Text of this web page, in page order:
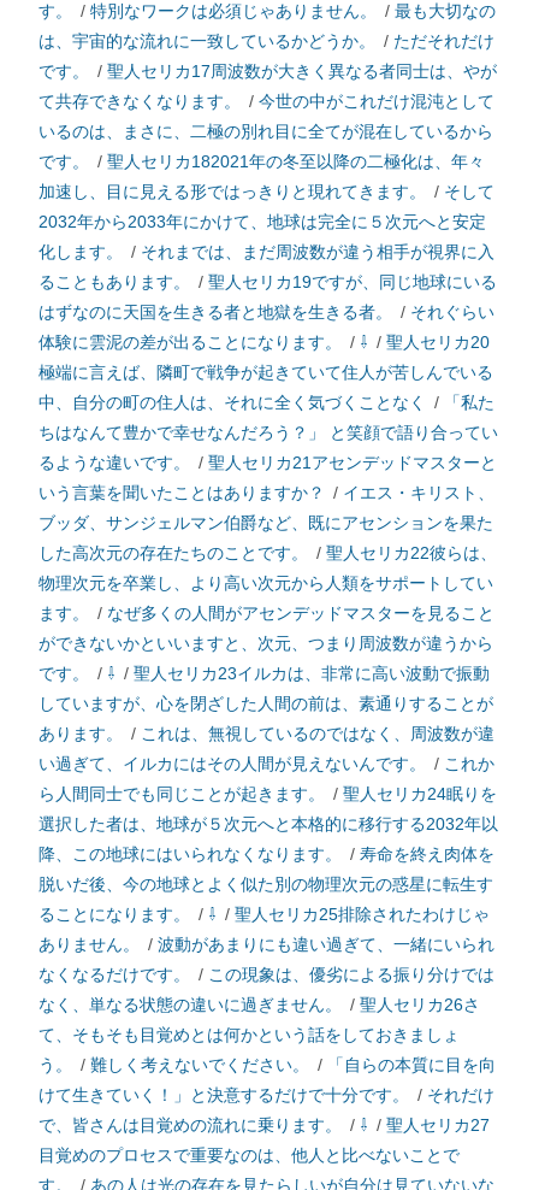
す。
/ 特別なワークは必須じゃありません。 / 最も大切なの
は、宇宙的な流れに一致しているかどうか。
/ ただそれだけ
です。
/ 聖人セリカ17周波数が大きく異なる者同士は、やが
て共存できなくなります。
/ 今世の中がこれだけ混沌として
いるのは、まさに、二極の別れ目に全てが混在しているから
です。
/ 聖人セリカ182021年の冬至以降の二極化は、年々
加速し、目に見える形ではっきりと現れてきます。
/ そして
2032年から2033年にかけて、地球は完全に５次元へと安定
化します。
/ それまでは、まだ周波数が違う相手が視界に入
ることもあります。
/ 聖人セリカ19ですが、同じ地球にいる
はずなのに天国を生きる者と地獄を生きる者。
/ それぐらい
体験に雲泥の差が出ることになります。
/ ⇩ / 聖人セリカ20
極端に言えば、隣町で戦争が起きていて住人が苦しんでいる
中、自分の町の住人は、それに全く気づくことなく
/
「私た
ちはなんて豊かで幸せなんだろう？」 と笑顔で語り合ってい
るような違いです。
/ 聖人セリカ21アセンデッドマスターと
いう言葉を聞いたことはありますか？
/ イエス・キリスト、
ブッダ、サンジェルマン伯爵など、既にアセンションを果た
した高次元の存在たちのことです。
/ 聖人セリカ22彼らは、
物理次元を卒業し、より高い次元から人類をサポートしてい
ます。
/ なぜ多くの人間がアセンデッドマスターを見ること
ができないかといいますと、次元、つまり周波数が違うから
です。
/ ⇩ / 聖人セリカ23イルカは、非常に高い波動で振動
していますが、心を閉ざした人間の前は、素通りすることが
あります。
/ これは、無視しているのではなく、周波数が違
い過ぎて、イルカにはその人間が見えないんです。
/ これか
ら人間同士でも同じことが起きます。
/ 聖人セリカ24眠りを
選択した者は、地球が５次元へと本格的に移行する2032年以
降、この地球にはいられなくなります。
/ 寿命を終え肉体を
脱いだ後、今の地球とよく似た別の物理次元の惑星に転生す
ることになります。
/ ⇩ / 聖人セリカ25排除されたわけじゃ
ありません。
/ 波動があまりにも違い過ぎて、一緒にいられ
なくなるだけです。
/ この現象は、優劣による振り分けでは
なく、単なる状態の違いに過ぎません。
/ 聖人セリカ26さ
て、そもそも目覚めとは何かという話をしておきましょ
う。
/ 難しく考えないでください。 /
「自らの本質に目を向
けて生きていく！」と決意するだけで十分です。
/ それだけ
で、皆さんは目覚めの流れに乗ります。
/ ⇩ / 聖人セリカ27
目覚めのプロセスで重要なのは、他人と比べないことで
す。
/ あの人は光の存在を見たらしいが自分は見ていないな